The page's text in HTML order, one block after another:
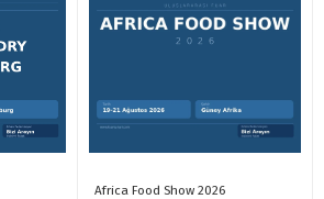
Africa Food Show 2026